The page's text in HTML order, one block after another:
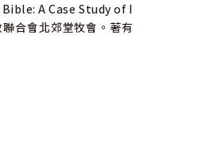
A Case Study of I
合會北郊堂牧會。著有